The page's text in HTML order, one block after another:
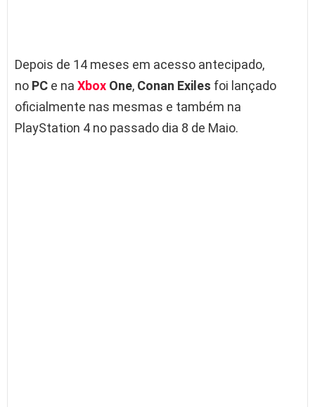
Depois de 14 meses em acesso antecipado,
no PC e na Xbox One, Conan Exiles foi lançado
oficialmente nas mesmas e também na
PlayStation 4 no passado dia 8 de Maio.